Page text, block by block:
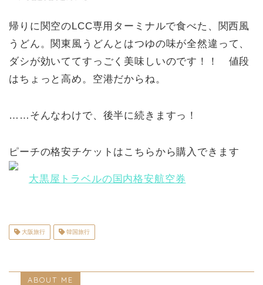
帰りに関空のLCC専用ターミナルで食べた、関西風
うどん。関東風うどんとはつゆの味が全然違って、
ダシが効いててすっごく美味しいのです！！ 値段
はちょっと高め。空港だからね。
……そんなわけで、後半に続きますっ！
ピーチの格安チケットはこちらから購入できます
大黒屋トラベルの国内格安航空券
大阪旅行 韓国旅行
ABOUT ME